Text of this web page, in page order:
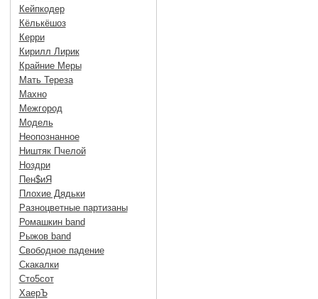
Кейпкодер
Кёлькёшоз
Керри
Кирилл Лирик
Крайние Меры
Мать Тереза
Махно
Межгород
Модель
Неопознанное
Ништяк Пчелой
Ноздри
Пен$иЯ
Плохие Дядьки
Разноцветные партизаны
Ромашкин band
Рыжов band
Свободное падение
Скакалки
Сто5сот
ХаерЪ